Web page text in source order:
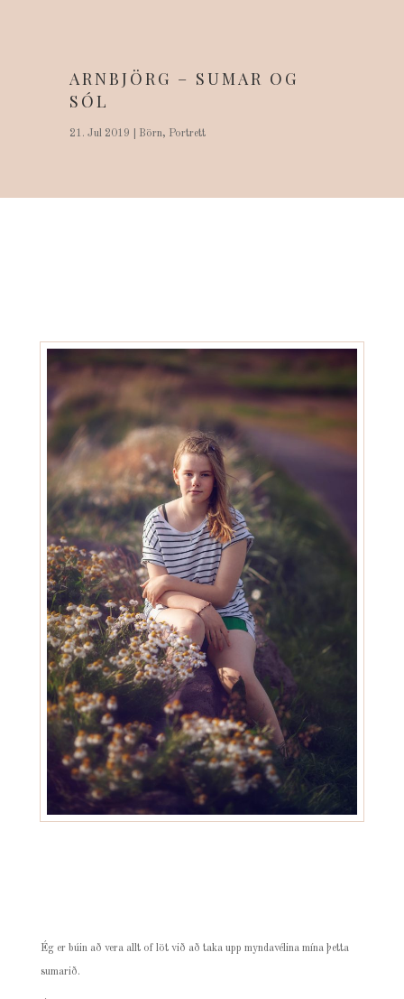
ARNBJÖRG – SUMAR OG
SÓL
21. Jul 2019 Börn, Portrett
Ég er búin að vera allt of löt við að taka upp myndavélina mína þetta
sumarið.